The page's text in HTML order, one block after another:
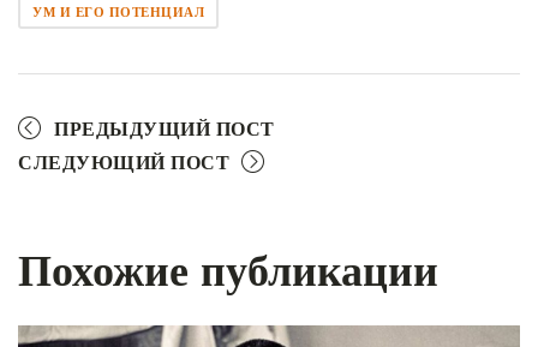
УМ И ЕГО ПОТЕНЦИАЛ
ПРЕДЫДУЩИЙ ПОСТ
СЛЕДУЮЩИЙ ПОСТ
Похожие публикации